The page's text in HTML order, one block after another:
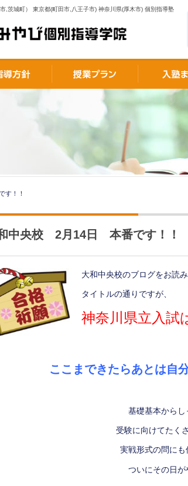
,茨城町） 東京都(町田市,八王子市) 神奈川県(厚木市) 個別指導塾
！！
中央校 2月14日 本番です！！
大和中央校のブログをお読
タイトルの通りですが、
神奈川県立入試
ここまできたらあとは自
基礎基本からし
受験に向けてたく
実戦形式の問にも
ついにその日が